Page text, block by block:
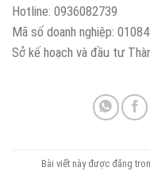
Hotline: 0936082739
Mã số doanh nghiệp:
Sở kế hoạch và đầu tư
Bài viết này được đăng